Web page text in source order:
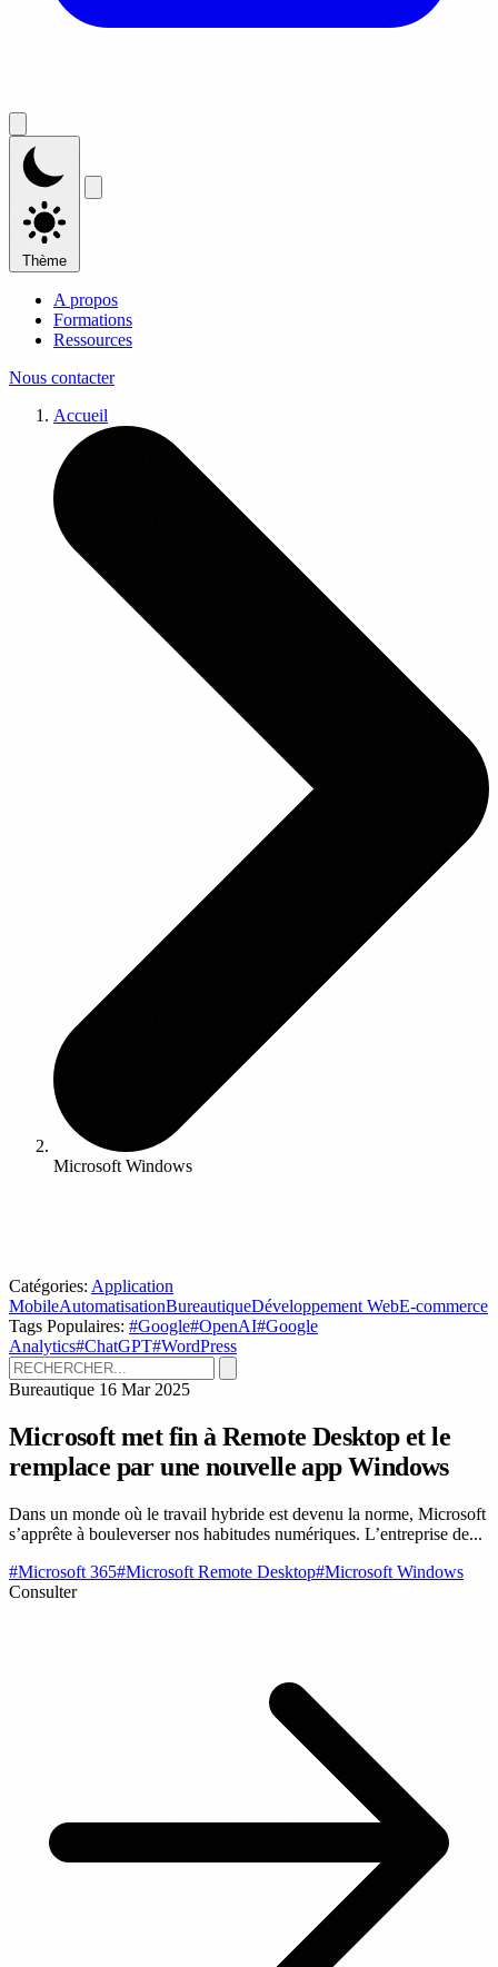
Thème
A propos
Formations
Ressources
Nous contacter
Accueil
Microsoft Windows
Catégories: Application
MobileAutomatisationBureautiqueDéveloppement WebE-commerce
Tags Populaires: #Google#OpenAI#Google
Analytics#ChatGPT#WordPress
Bureautique 16 Mar 2025
Microsoft met fin à Remote Desktop et le
remplace par une nouvelle app Windows
Dans un monde où le travail hybride est devenu la norme, Microsoft
s’apprête à bouleverser nos habitudes numériques. L’entreprise de...
#Microsoft 365#Microsoft Remote Desktop#Microsoft Windows
Consulter